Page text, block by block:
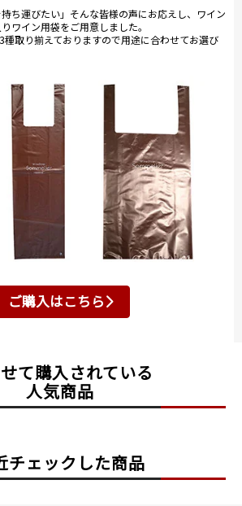
持ち運びたい」そんな皆様の声にお応えし、ワイン
ワイン用袋をご用意しました。
取り揃えておりますので用途に合わせてお選び
ご購入はこちら
て購入されている
人気商品
チェックした商品